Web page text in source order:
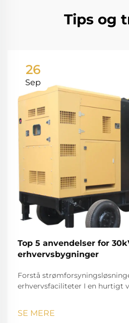
Tips og
26
Sep
Top 5 anvendelser for
erhvervsbygninger
Forstå
erhvervsfaciliteter I en hurtigt
generator fungerer som en
SE MERE